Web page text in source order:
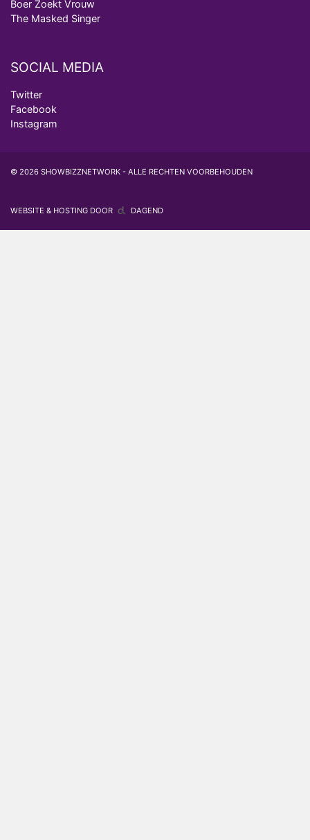
Boer Zoekt Vrouw
The Masked Singer
SOCIAL MEDIA
Twitter
Facebook
Instagram
© 2026 SHOWBIZZNETWORK - ALLE RECHTEN VOORBEHOUDEN
WEBSITE & HOSTING DOOR DAGEND